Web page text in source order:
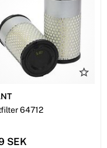
64712
SEK